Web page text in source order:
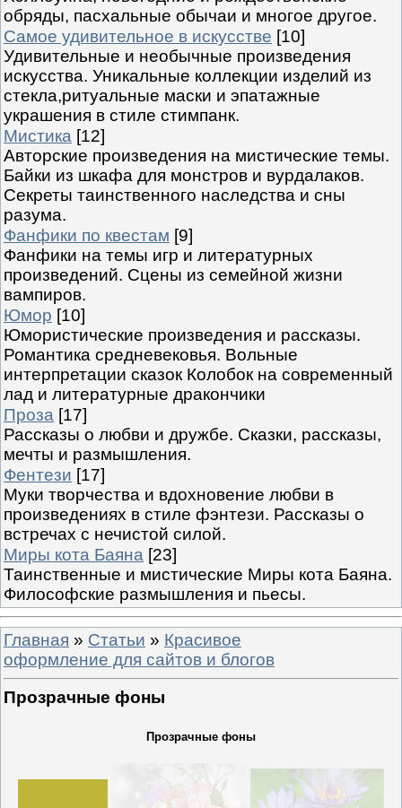
обряды, пасхальные обычаи и многое другое.
Самое удивительное в искусстве [10]
Удивительные и необычные произведения
искусства. Уникальные коллекции изделий из
стекла,ритуальные маски и эпатажные
украшения в стиле стимпанк.
Мистика [12]
Авторские произведения на мистические темы.
Байки из шкафа для монстров и вурдалаков.
Секреты таинственного наследства и сны
разума.
Фанфики по квестам [9]
Фанфики на темы игр и литературных
произведений. Сцены из семейной жизни
вампиров.
Юмор [10]
Юмористические произведения и рассказы.
Романтика средневековья. Вольные
интерпретации сказок Колобок на современный
лад и литературные дракончики
Проза [17]
Рассказы о любви и дружбе. Сказки, рассказы,
мечты и размышления.
Фентези [17]
Муки творчества и вдохновение любви в
произведениях в стиле фэнтези. Рассказы о
встречах с нечистой силой.
Миры кота Баяна [23]
Таинственные и мистические Миры кота Баяна.
Философские размышления и пьесы.
Главная » Статьи » Красивое
оформление для сайтов и блогов
Прозрачные фоны
Прозрачные фоны